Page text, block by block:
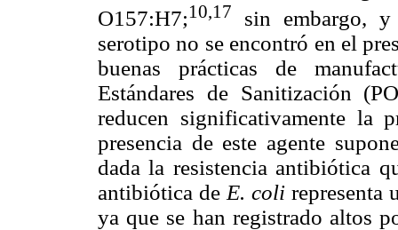
O157:H7;10,17
sin embargo, y
serotipo no se encontró en el
buenas prácticas de
Estándares de Sanitización
reducen significativamente la
presencia de este agente
dada la resistencia antibiótica
antibiótica de E. coli representa
ya que se han registrado altos